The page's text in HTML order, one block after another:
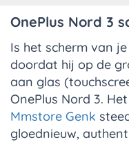
OnePlus Nord 3
Is het scherm van
doordat hij op de
aan glas
OnePlus Nord 3.
Mmstore Genk
gloednieuw,